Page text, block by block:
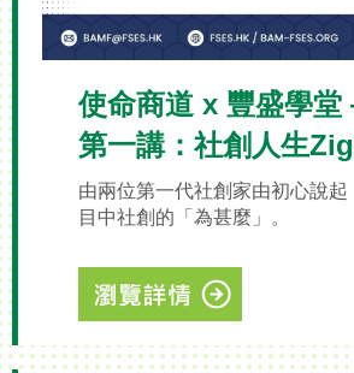
使命商道 x 豐盛學
第一講：社創人生
由兩位第一代社創家由初心說
目中社創的「為甚麼」。